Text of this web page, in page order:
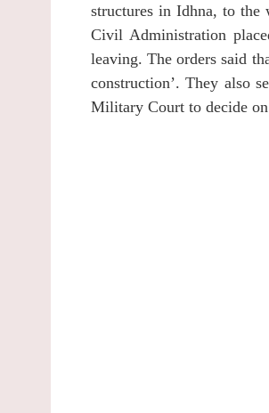
structures in Idhna, to the
Civil Administration
leaving.The orders said
construction’. They also
Military Court to decide